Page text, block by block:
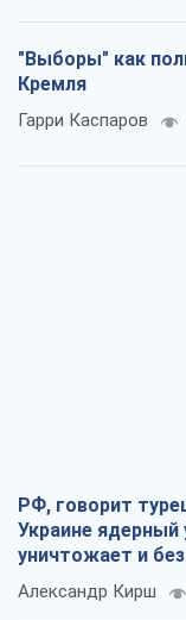
"Выборы" как
Кремля
Гарри Каспаров
РФ, говорит
Украине ядерный
уничтожает и
Александр Кирш